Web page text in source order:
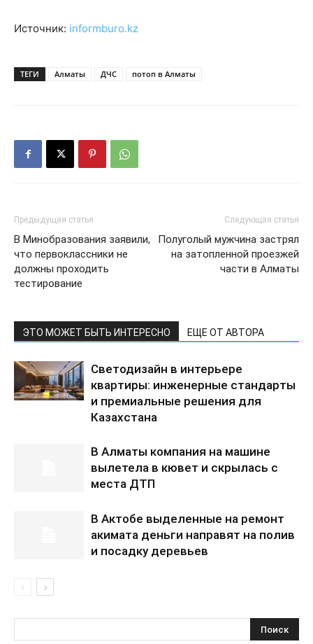
Источник: informburo.kz
ТЕГИ Алматы ДЧС потоп в Алматы
Предыдущая статья
В Минобразования заявили,
что первоклассники не
должны проходить
тестирование
Следующая статья
Полуголый мужчина застрял
на затопленной проезжей
части в Алматы
ЭТО МОЖЕТ БЫТЬ ИНТЕРЕСНО ЕЩЕ ОТ АВТОРА
Светодизайн в интерьере
квартиры: инженерные стандарты
и премиальные решения для
Казахстана
В Алматы компания на машине
вылетела в кювет и скрылась с
места ДТП
В Актобе выделенные на ремонт
акимата деньги направят на полив
и посадку деревьев